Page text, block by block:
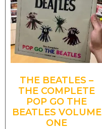
THE BEATLES –
THE COMPLETE
POP GO THE
BEATLES VOLUME
ONE